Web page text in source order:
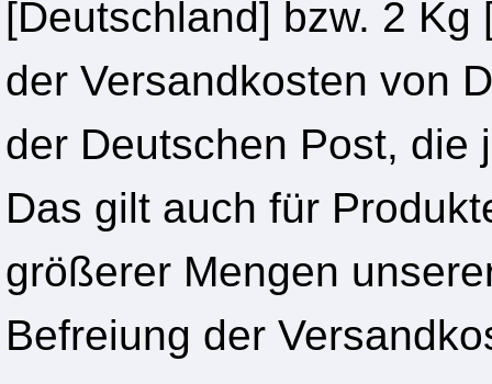
[Deutschland] bzw. 2
der Versandkosten von
der Deutschen Post, die
Das gilt auch für
größerer Mengen
Befreiung der